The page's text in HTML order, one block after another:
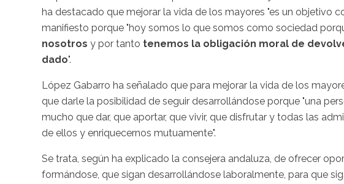
ha destacado que mejorar la vida de los mayores "es un objetivo
manifiesto porque "hoy somos lo que somos como sociedad
nosotros y por tanto tenemos la obligación moral de
dado".
López Gabarro ha señalado que para mejorar la vida de los
que darle la posibilidad de seguir desarrollándose porque "una
mucho que dar, que aportar, que vivir, que disfrutar y todas las
de ellos y enriquecernos mutuamente".
Se trata, según ha explicado la consejera andaluza, de ofrecer
formándose, que sigan desarrollándose laboralmente, para que